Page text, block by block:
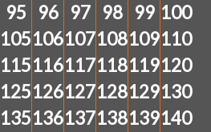
95 96 97 98 99 100
105106107108109110
115116117118119120
125126127128129130
135136137138139140